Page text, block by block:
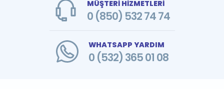
MÜŞTERİ HİZMETLERİ
0 (850) 532 74 74
WHATSAPP YARDIM
0 (532) 365 01 08